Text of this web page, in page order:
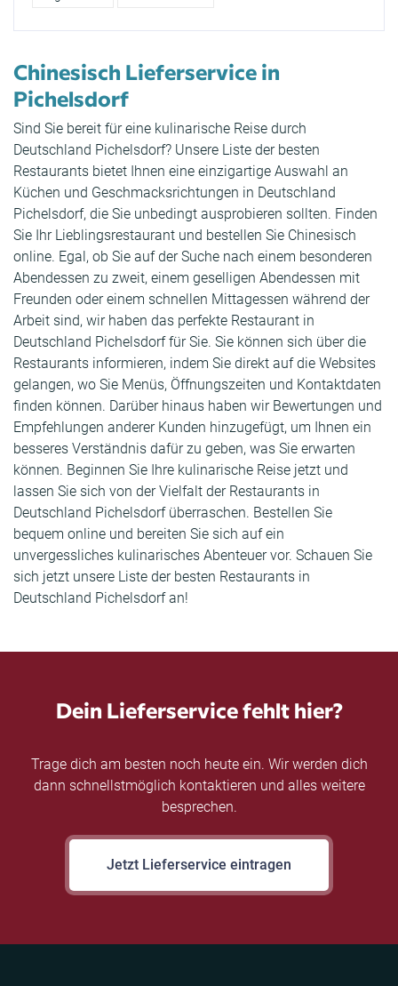
Chinesisch Lieferservice in
Pichelsdorf
Sind Sie bereit für eine kulinarische Reise durch
Deutschland Pichelsdorf? Unsere Liste der besten
Restaurants bietet Ihnen eine einzigartige Auswahl an
Küchen und Geschmacksrichtungen in Deutschland
Pichelsdorf, die Sie unbedingt ausprobieren sollten. Finden
Sie Ihr Lieblingsrestaurant und bestellen Sie Chinesisch
online. Egal, ob Sie auf der Suche nach einem besonderen
Abendessen zu zweit, einem geselligen Abendessen mit
Freunden oder einem schnellen Mittagessen während der
Arbeit sind, wir haben das perfekte Restaurant in
Deutschland Pichelsdorf für Sie. Sie können sich über die
Restaurants informieren, indem Sie direkt auf die Websites
gelangen, wo Sie Menüs, Öffnungszeiten und Kontaktdaten
finden können. Darüber hinaus haben wir Bewertungen und
Empfehlungen anderer Kunden hinzugefügt, um Ihnen ein
besseres Verständnis dafür zu geben, was Sie erwarten
können. Beginnen Sie Ihre kulinarische Reise jetzt und
lassen Sie sich von der Vielfalt der Restaurants in
Deutschland Pichelsdorf überraschen. Bestellen Sie
bequem online und bereiten Sie sich auf ein
unvergessliches kulinarisches Abenteuer vor. Schauen Sie
sich jetzt unsere Liste der besten Restaurants in
Deutschland Pichelsdorf an!
Dein Lieferservice fehlt hier?
Trage dich am besten noch heute ein. Wir werden dich
dann schnellstmöglich kontaktieren und alles weitere
besprechen.
Jetzt Lieferservice eintragen